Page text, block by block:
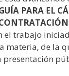
PARA EL
el trabajo
materia, de la
presentación